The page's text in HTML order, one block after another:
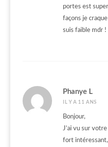
portes est
façons je
suis faible mdr !
Phanye L
IL Y A 11 ANS
Bonjour,
J’ai vu sur
fort intéressant,